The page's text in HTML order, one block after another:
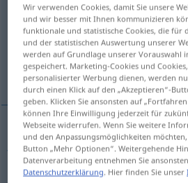
Übersicht aller
(Für mehr Details die Übersetzung
jednom
jednom einmal
Wir verwenden Cookies, damit Sie unsere
und wir besser mit Ihnen kommunizieren
funktionale und statistische Cookies, die für
und der statistischen Auswertung unserer
werden auf Grundlage unserer Vorauswahl
gespeichert. Marketing-Cookies und
personalisierter Werbung dienen, werden
durch einen Klick auf den „Akzeptieren“-
geben. Klicken Sie ansonsten auf
können Ihre Einwilligung jederzeit für
Webseite widerrufen. Wenn Sie weitere
und den Anpassungsmöglichkeiten
Button „Mehr Optionen“. Weitergehende
Datenverarbeitung entnehmen Sie
Datenschutzerklärung . Hier finden Sie unser